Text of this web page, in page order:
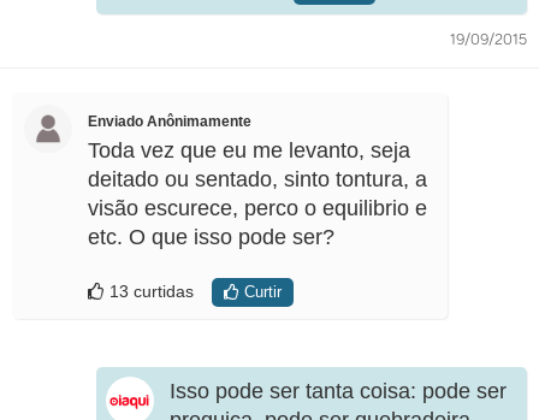
19/09/2015
Enviado Anônimamente
Toda vez que eu me levanto, seja
deitado ou sentado, sinto tontura, a
visão escurece, perco o equilibrio e
etc. O que isso pode ser?
13 curtidas Curtir
Isso pode ser tanta coisa: pode ser